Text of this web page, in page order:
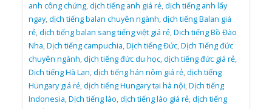
anh công chứng,dịch tiếng anh giá rẻ,dịch tiếng anh lấy
ngay,dịch tiếng balan chuyên ngành,dịch tiếng Balan giá
rẻ,dịch tiếng balan sang tiếng việt giá rẻ,Dịch tiếng Bồ Đào
Nha,Dịch tiếng campuchia,Dịch tiếng Đức,Dịch Tiếng đức
chuyên ngành,dịch tiếng đức du học,dịch tiếng đức giá rẻ,
Dịch tiếng Hà Lan,dịch tiếng hán nôm giá rẻ,dịch tiếng
Hungary giá rẻ,dịch tiếng Hungary tại hà nội,Dịch tiếng
Indonesia,Dịch tiếng lào,dịch tiếng lào giá rẻ,dịch tiếng